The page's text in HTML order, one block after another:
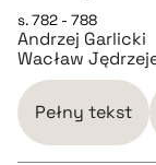
pobierz cytat
BIBTEX
s. 782 - 788
Andrzej Garlicki
Wacław
Pełny tekst